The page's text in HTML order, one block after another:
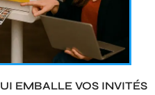
EMBALLE VOS INVITÉS